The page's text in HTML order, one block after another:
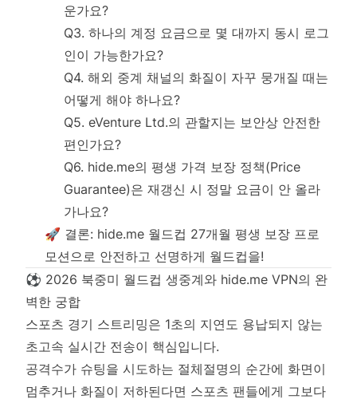
운가요?
Q3. 하나의 계정 요금으로 몇 대까지 동시 로그
인이 가능한가요?
Q4. 해외 중계 채널의 화질이 자꾸 뭉개질 때는
어떻게 해야 하나요?
Q5. eVenture Ltd.의 관할지는 보안상 안전한
편인가요?
Q6. hide.me의 평생 가격 보장 정책(Price
Guarantee)은 재갱신 시 정말 요금이 안 올라
가나요?
🚀 결론: hide.me 월드컵 27개월 평생 보장 프로
모션으로 안전하고 선명하게 월드컵을!
⚽ 2026 북중미 월드컵 생중계와 hide.me VPN의 완
벽한 궁합
스포츠 경기 스트리밍은 1초의 지연도 용납되지 않는
초고속 실시간 전송이 핵심입니다.
공격수가 슈팅을 시도하는 절체절명의 순간에 화면이
멈추거나 화질이 저하된다면 스포츠 팬들에게 그보다